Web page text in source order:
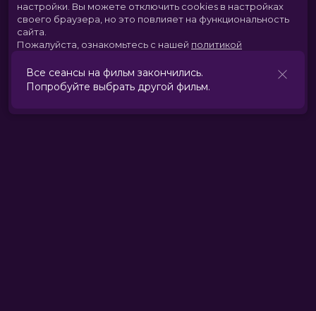
Все сеансы на фильм закончились.
Попробуйте выбрать другой фильм.
настройки. Вы можете отключить cookies в настройках
своего браузера, но это повлияет на функциональность
сайта.
Пожалуйста, ознакомьтесь с нашей политикой
Принять